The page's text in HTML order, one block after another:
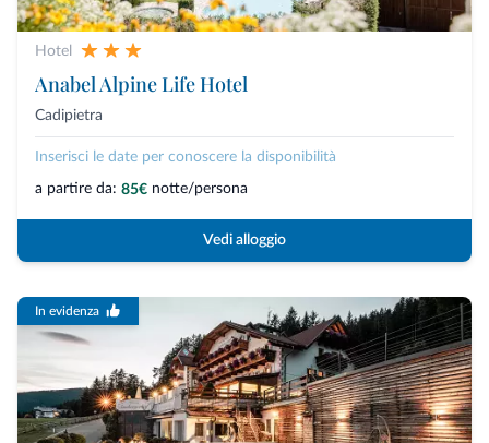
Hotel
Anabel Alpine Life Hotel
Cadipietra
Inserisci le date per conoscere la disponibilità
a partire da: 85€ notte/persona
Vedi alloggio
In evidenza